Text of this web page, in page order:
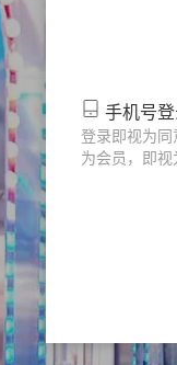
光棍节派对
对 儿童节派对
母亲
电音派对
题派对 夏日主题派
手机号
登录即视为
为会员，即